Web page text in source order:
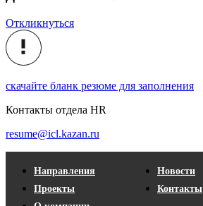
Откликнуться
скачайте бланк резюме для заполнения
Контакты отдела HR
resume@icl.kazan.ru
Направления
Проекты
Новости
Контакты